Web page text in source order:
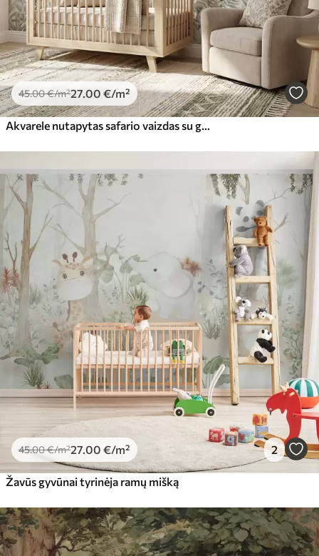
45.00€/m²27 .00 €/m²
45.00€/m²27 .00 €/m² 2
Žavūs gyvūnai tyrinėja ramų mišką